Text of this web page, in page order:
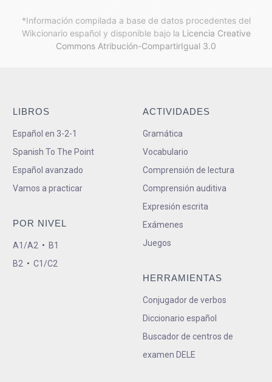
*Información compilada a base de datos procedentes del
Wikcionario español y disponible bajo la Licencia Creative
Commons Atribución-CompartirIgual 3.0
LIBROS
Español en 3-2-1
Spanish To The Point
Español avanzado
Vamos a practicar
POR NIVEL
A1/A2 • B1
B2 • C1/C2
ACTIVIDADES
Gramática
Vocabulario
Comprensión de lectura
Comprensión auditiva
Expresión escrita
Exámenes
Juegos
HERRAMIENTAS
Conjugador de verbos
Diccionario español
Buscador de centros de
examen DELE